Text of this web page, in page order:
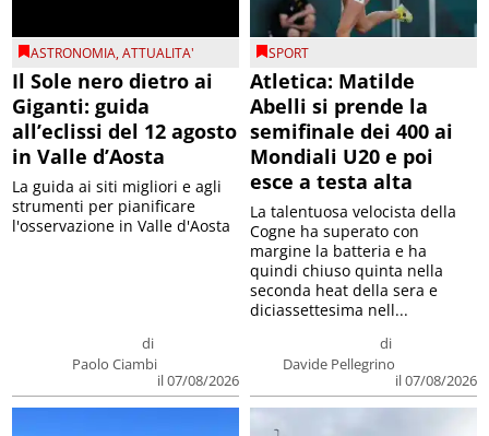
ASTRONOMIA,ATTUALITA'
Il Sole nero dietro ai
Giganti: guida
all’eclissi del 12 agosto
in Valle d’Aosta
di
Paolo Ciambi
il 07/08/2026
La guida ai siti migliori e agli
strumenti per pianificare
l'osservazione in Valle d'Aosta
SPORT
Atletica: Matilde
Abelli si prende la
semifinale dei 400 ai
Mondiali U20 e poi
esce a testa alta
di
Davide Pellegrino
il 07/08/2026
La talentuosa velocista della
Cogne ha superato con
margine la batteria e ha
quindi chiuso quinta nella
seconda heat della sera e
diciassettesima nell...